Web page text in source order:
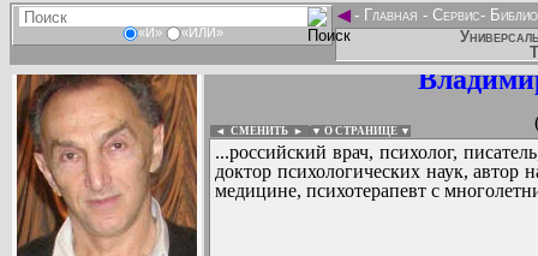
«И» «ИЛИ»
◄- Главная - Сервис-
◄ СМЕНИТЬ ► ▼ О СТРАНИЦЕ ▼
...российский врач, психолог,
доктор психологических наук,
медицине, психотерапевт с